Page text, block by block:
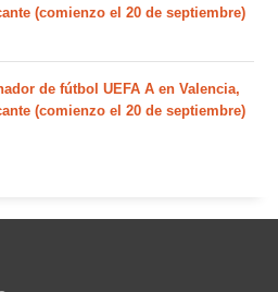
(comienzo el 20 de septiembre)
de fútbol UEFA A en Valencia,
(comienzo el 20 de septiembre)